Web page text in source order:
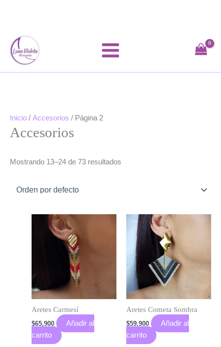
contenido
Inicio / Accesorios / Página 2
Accesorios
Mostrando 13–24 de 73 resultados
Aretes Carmesí
$65,900
Añadir al
carrito
Aretes Cometa Sombra
$59,900
Añadir al
carrito